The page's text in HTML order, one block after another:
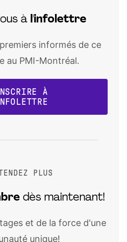
à l'infolettre
informés de ce
au PMI-Montréal.
À
PLUS
dès maintenant!
et de la force d'une
unique!